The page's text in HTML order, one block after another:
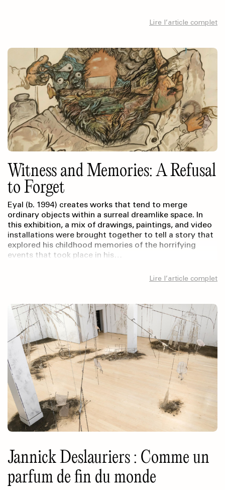
Lire l’article complet
Witness and Memories: A Refusal
to Forget
Eyal (b. 1994) creates works that tend to merge
ordinary objects within a surreal dreamlike space. In
this exhibition, a mix of drawings, paintings, and video
installations were brought together to tell a story that
explored his childhood memories of the horrifying
events that took place in his…
Lire l’article complet
Jannick Deslauriers : Comme un
parfum de fin du monde